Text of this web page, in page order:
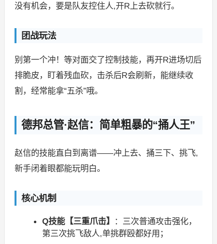
没有机会，要是队友控住人,开R上去砍就行。
团战玩法
别第一个冲！等对面交了控制技能，再开R进场切后
排脆皮，盯着残血砍，击杀后R会刷新，能继续收
割，经常能拿“五杀”哦。
德邦总管·赵信：简单粗暴的“捅人王”
赵信的技能直白到离谱——冲上去、捅三下、挑飞,
新手闭着眼都能玩明白。
核心机制
Q技能【三重爪击】
：三次普通攻击强化，
第三次挑飞敌人,单挑群殴都好用；